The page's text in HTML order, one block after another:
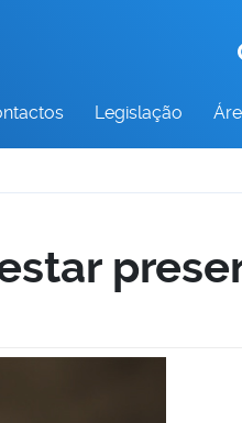
Legislação